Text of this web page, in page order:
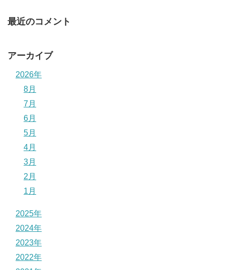
最近のコメント
アーカイブ
2026年
8月
7月
6月
5月
4月
3月
2月
1月
2025年
2024年
2023年
2022年